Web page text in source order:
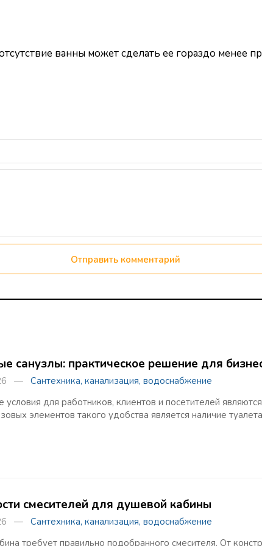
ванны может сделать ее гораздо менее
Отправить комментарий
санузлы: практическое решение для
— Сантехника, канализация, водоснабжение
для работников, клиентов и посетителей
элементов такого удобства является наличие
смесителей для душевой кабины
— Сантехника, канализация, водоснабжение
требует правильно подобранного смесителя. От